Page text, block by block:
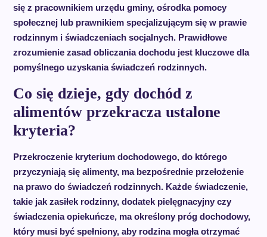
się z pracownikiem urzędu gminy, ośrodka pomocy
społecznej lub prawnikiem specjalizującym się w prawie
rodzinnym i świadczeniach socjalnych. Prawidłowe
zrozumienie zasad obliczania dochodu jest kluczowe dla
pomyślnego uzyskania świadczeń rodzinnych.
Co się dzieje, gdy dochód z
alimentów przekracza ustalone
kryteria?
Przekroczenie kryterium dochodowego, do którego
przyczyniają się alimenty, ma bezpośrednie przełożenie
na prawo do świadczeń rodzinnych. Każde świadczenie,
takie jak zasiłek rodzinny, dodatek pielęgnacyjny czy
świadczenia opiekuńcze, ma określony próg dochodowy,
który musi być spełniony, aby rodzina mogła otrzymać